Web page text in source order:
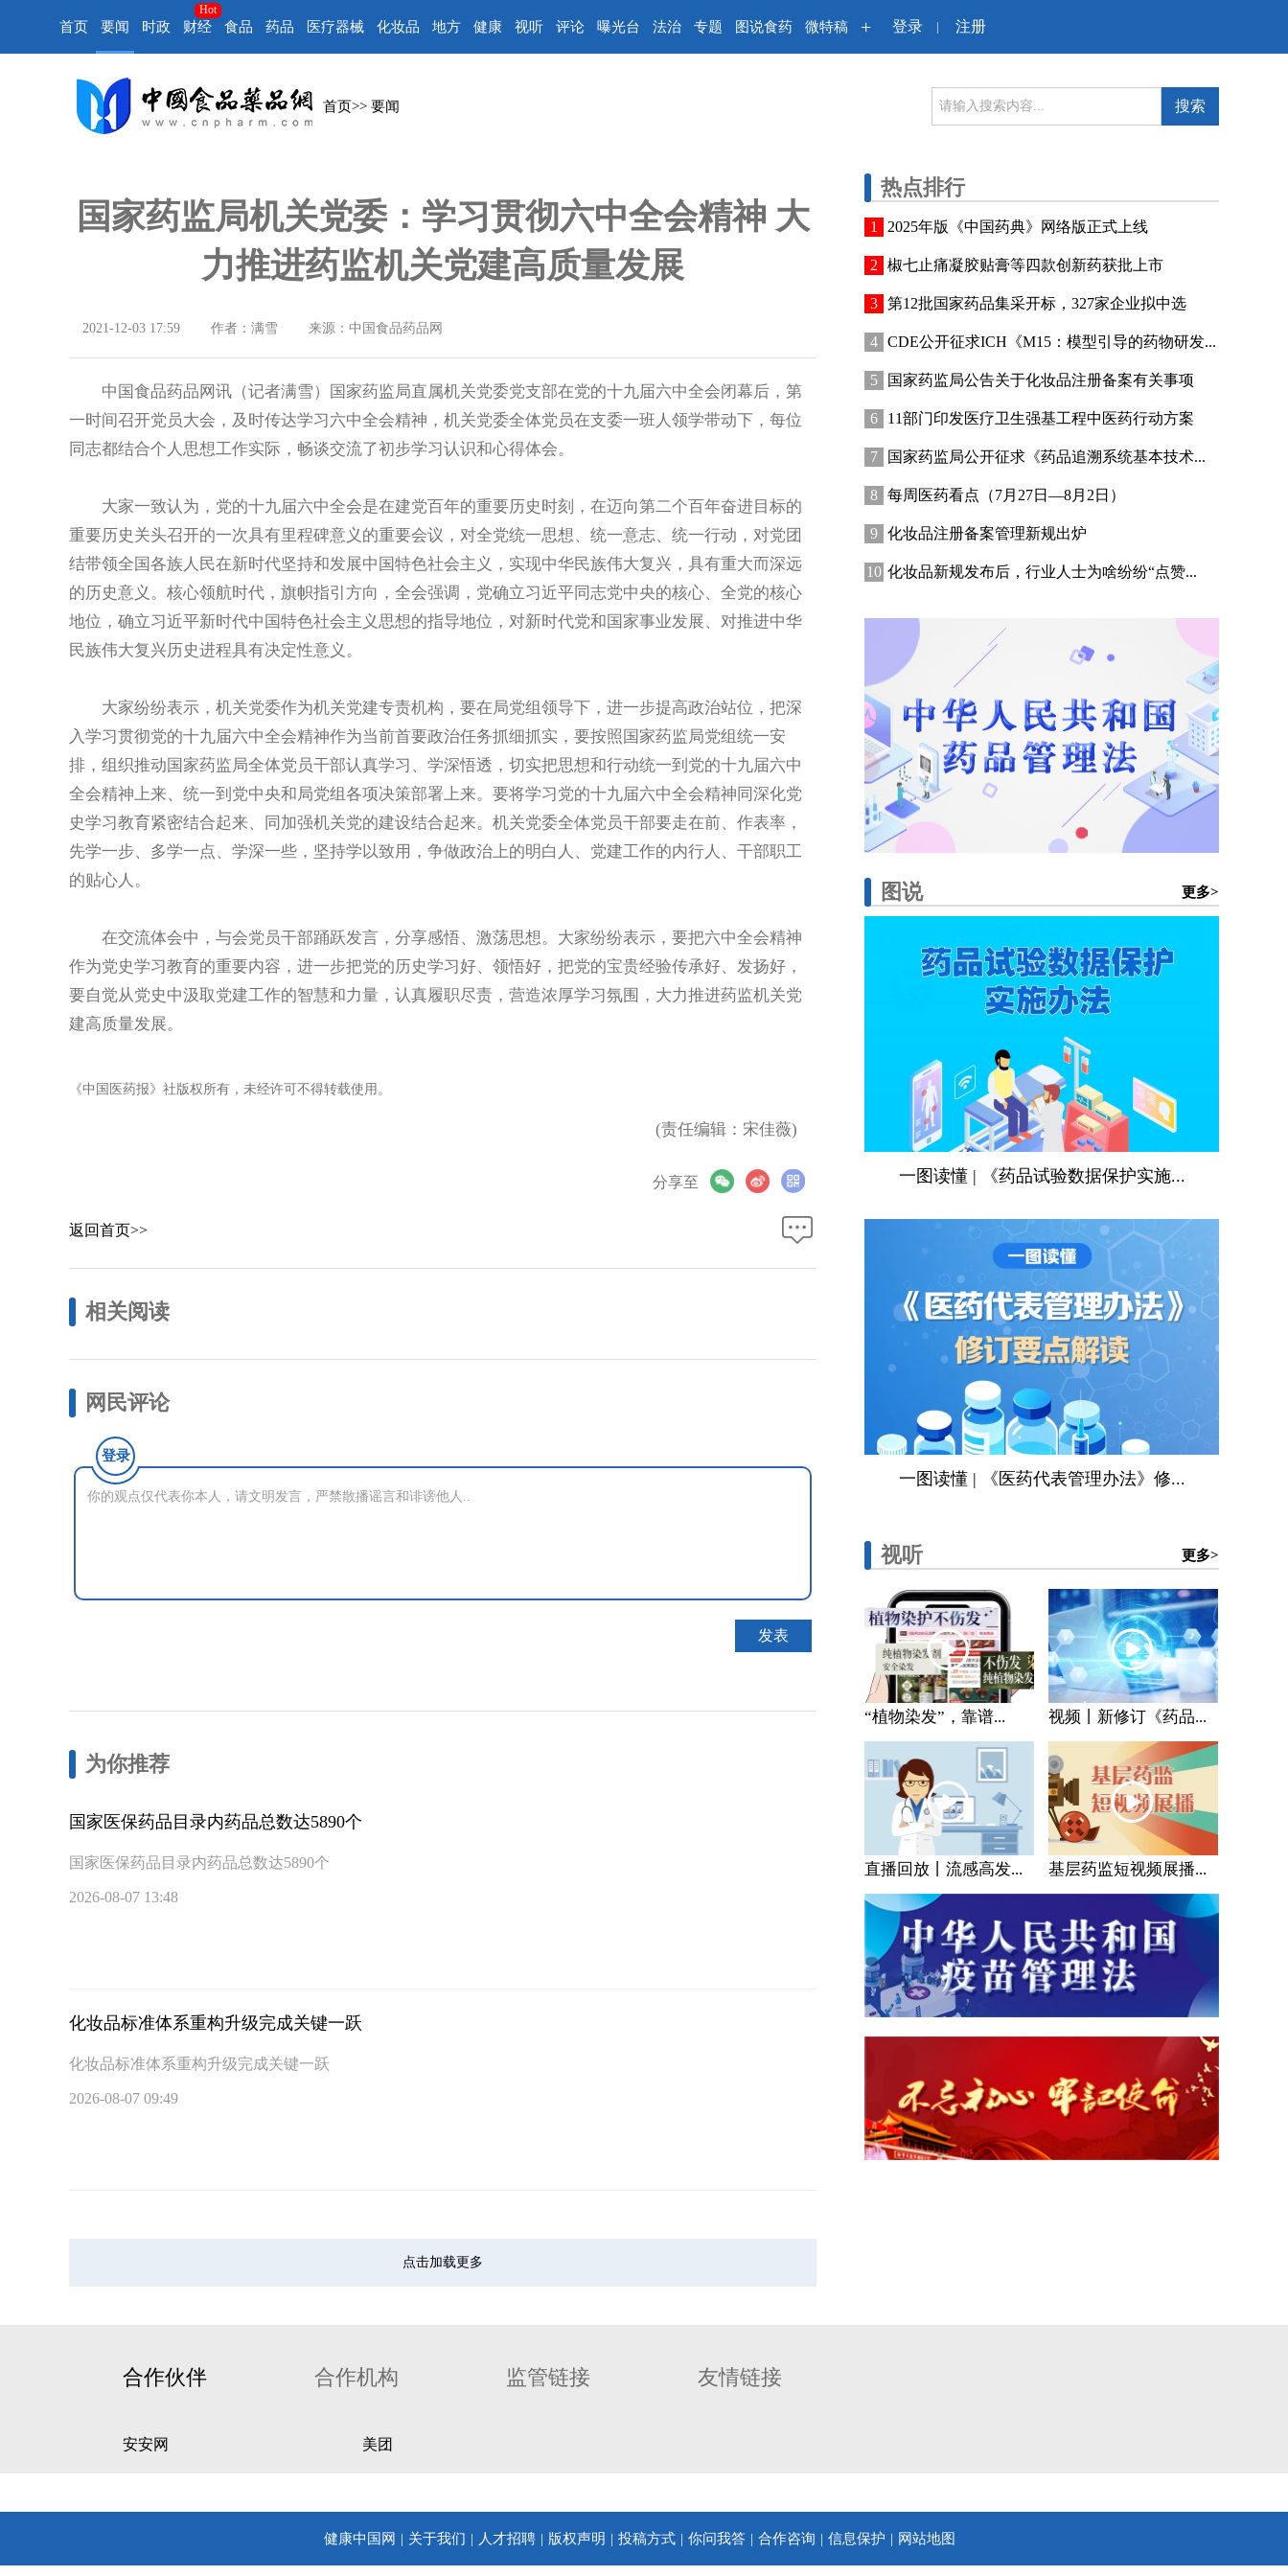
首页 要闻 时政 财经
Hot
食品 药品 医疗器械 化妆品 地方 健康 视听 评论 曝光台 法治 专题 图说食药 微特稿 + 登录 | 注册
首页>> 要闻 搜索
国家药监局机关党委：学习贯彻六中全会精神 大
力推进药监机关党建高质量发展
2021-12-03 17:59 作者：满雪 来源：中国食品药品网
中国食品药品网讯（记者满雪）国家药监局直属机关党委党支部在党的十九届六中全会闭幕后，第
一时间召开党员大会，及时传达学习六中全会精神，机关党委全体党员在支委一班人领学带动下，每位
同志都结合个人思想工作实际，畅谈交流了初步学习认识和心得体会。
大家一致认为，党的十九届六中全会是在建党百年的重要历史时刻，在迈向第二个百年奋进目标的
重要历史关头召开的一次具有里程碑意义的重要会议，对全党统一思想、统一意志、统一行动，对党团
结带领全国各族人民在新时代坚持和发展中国特色社会主义，实现中华民族伟大复兴，具有重大而深远
的历史意义。核心领航时代，旗帜指引方向，全会强调，党确立习近平同志党中央的核心、全党的核心
地位，确立习近平新时代中国特色社会主义思想的指导地位，对新时代党和国家事业发展、对推进中华
民族伟大复兴历史进程具有决定性意义。
大家纷纷表示，机关党委作为机关党建专责机构，要在局党组领导下，进一步提高政治站位，把深
入学习贯彻党的十九届六中全会精神作为当前首要政治任务抓细抓实，要按照国家药监局党组统一安
排，组织推动国家药监局全体党员干部认真学习、学深悟透，切实把思想和行动统一到党的十九届六中
全会精神上来、统一到党中央和局党组各项决策部署上来。要将学习党的十九届六中全会精神同深化党
史学习教育紧密结合起来、同加强机关党的建设结合起来。机关党委全体党员干部要走在前、作表率，
先学一步、多学一点、学深一些，坚持学以致用，争做政治上的明白人、党建工作的内行人、干部职工
的贴心人。
在交流体会中，与会党员干部踊跃发言，分享感悟、激荡思想。大家纷纷表示，要把六中全会精神
作为党史学习教育的重要内容，进一步把党的历史学习好、领悟好，把党的宝贵经验传承好、发扬好，
要自觉从党史中汲取党建工作的智慧和力量，认真履职尽责，营造浓厚学习氛围，大力推进药监机关党
建高质量发展。
《中国医药报》社版权所有，未经许可不得转载使用。
(责任编辑：宋佳薇)
分享至
返回首页>>
相关阅读
网民评论
登录
为你推荐
国家医保药品目录内药品总数达5890个
国家医保药品目录内药品总数达5890个
2026-08-07 13:48
化妆品标准体系重构升级完成关键一跃
化妆品标准体系重构升级完成关键一跃
2026-08-07 09:49
点击加载更多
热点排行
2025年版《中国药典》网络版正式上线
椒七止痛凝胶贴膏等四款创新药获批上市
第12批国家药品集采开标，327家企业拟中选
CDE公开征求ICH《M15：模型引导的药物研发...
国家药监局公告关于化妆品注册备案有关事项
11部门印发医疗卫生强基工程中医药行动方案
国家药监局公开征求《药品追溯系统基本技术...
每周医药看点（7月27日—8月2日）
化妆品注册备案管理新规出炉
化妆品新规发布后，行业人士为啥纷纷“点赞...
图说 更多>
一图读懂 | 《药品试验数据保护实施...
一图读懂 | 《医药代表管理办法》修...
视听 更多>
“植物染发”，靠谱... 视频丨新修订《药品...
直播回放丨流感高发... 基层药监短视频展播...
合作伙伴 合作机构 监管链接 友情链接
安安网 美团
健康中国网 关于我们 人才招聘 版权声明 投稿方式 你问我答 合作咨询 信息保护 网站地图